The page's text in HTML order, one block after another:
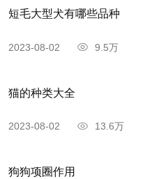
短毛大型犬有哪些品种
2023-08-02 9.5万
猫的种类大全
2023-08-02 13.6万
狗狗项圈作用